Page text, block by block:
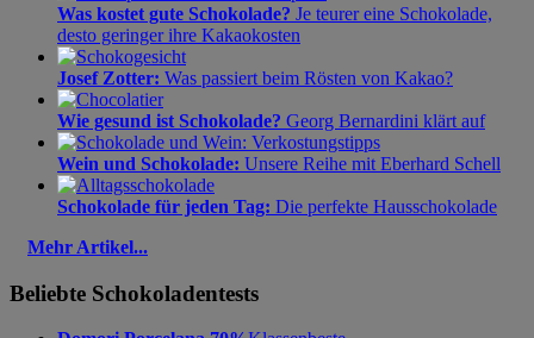
Was kostet gute Schokolade? Je teurer eine Schokolade,
desto geringer ihre Kakaokosten
Josef Zotter: Was passiert beim Rösten von Kakao?
Wie gesund ist Schokolade? Georg Bernardini klärt auf
Wein und Schokolade: Unsere Reihe mit Eberhard Schell
Schokolade für jeden Tag: Die perfekte Hausschokolade
Mehr Artikel...
Beliebte Schokoladentests